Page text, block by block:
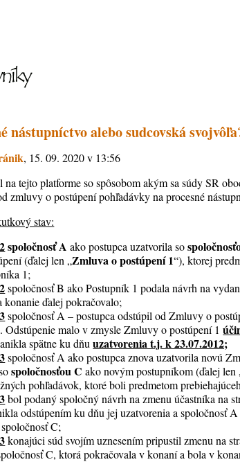
nástupníctvo alebo sudcovská
, 15. 09. 2020 v 13:56
na tejto platforme so spôsobom akým sa súdy SR
zmluvy o postúpení pohľadávky na procesné
stav:
spoločnosť A ako postupca uzatvorila so
(ďalej len „Zmluva o postúpení 1“), ktorej
1;
spoločnosť B ako Postupník 1 podala návrh na
konanie ďalej pokračovalo;
spoločnosť A – postupca odstúpil od Zmluvy o
Odstúpenie malo v zmysle Zmluvy o postúpení 1
spätne ku dňuuzatvorenia t.j. k 23.07.2012;
spoločnosť A ako postupca znova uzatvorila novú
spoločnosťou C ako novým postupníkom (ďalej len
pohľadávok, ktoré boli predmetom
bol podaný spoločný návrh na zmenu účastníka na
odstúpením ku dňu jej uzatvorenia a spoločnosť
C;
konajúci súd svojím uznesením pripustil zmenu na
C, ktorá pokračovala v konaní a bola v